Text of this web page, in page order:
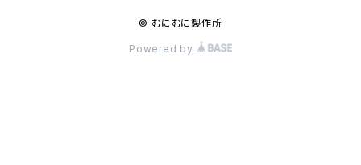
© むにむに製作所
Powered by